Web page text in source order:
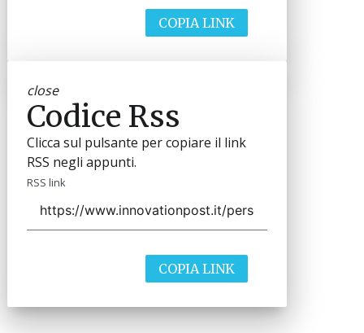
COPIA LINK
close
Codice Rss
Clicca sul pulsante per copiare il link
RSS negli appunti.
RSS link
COPIA LINK